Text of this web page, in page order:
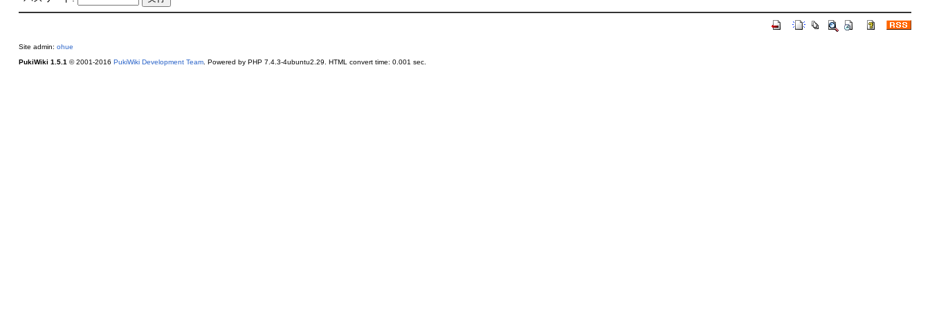
Site admin: ohue
PukiWiki 1.5.1© 2001-2016 PukiWiki Development Team. Powered by PHP 7.4.3-4ubuntu2.29. HTML convert time: 0.001 sec.